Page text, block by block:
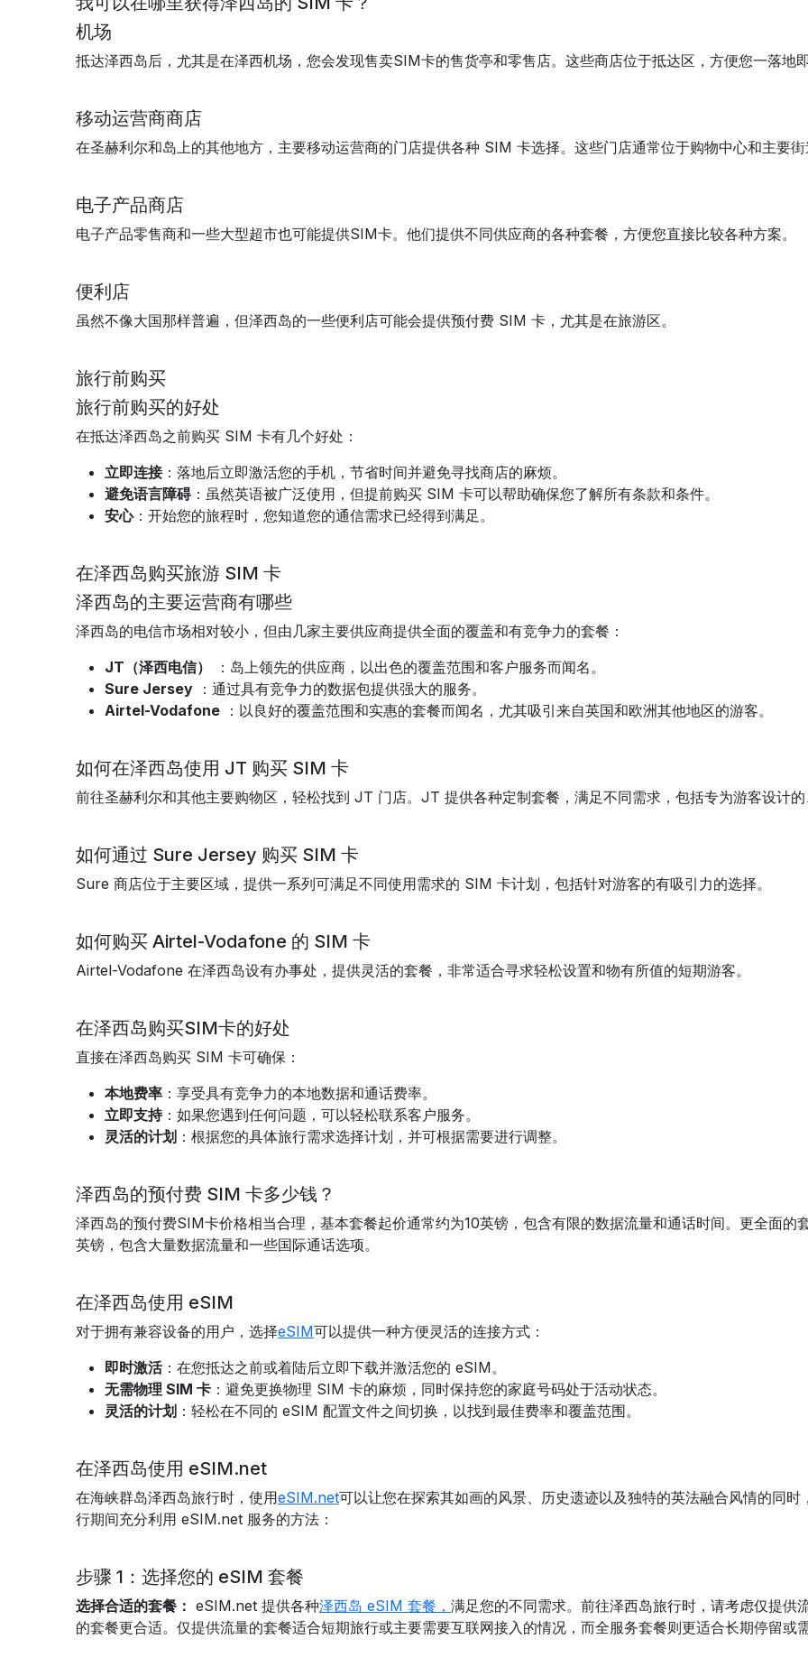
机场
抵达泽西岛后，尤其是在泽西机场，您会发现售卖SIM卡的售货亭和零售店。这些商店位于抵达区，方便您一落地
移动运营商商店
在圣赫利尔和岛上的其他地方，主要移动运营商的门店提供各种 SIM 卡选择。这些门店通常位于购物中心和主要街
电子产品商店
电子产品零售商和一些大型超市也可能提供SIM卡。他们提供不同供应商的各种套餐，方便您直接比较各种方案。
便利店
虽然不像大国那样普遍，但泽西岛的一些便利店可能会提供预付费 SIM 卡，尤其是在旅游区。
旅行前购买
旅行前购买的好处
在抵达泽西岛之前购买 SIM 卡有几个好处：
立即连接：落地后立即激活您的手机，节省时间并避免寻找商店的麻烦。
避免语言障碍：虽然英语被广泛使用，但提前购买 SIM 卡可以帮助确保您了解所有条款和条件。
安心：开始您的旅程时，您知道您的通信需求已经得到满足。
在泽西岛购买旅游 SIM 卡
泽西岛的主要运营商有哪些
泽西岛的电信市场相对较小，但由几家主要供应商提供全面的覆盖和有竞争力的套餐：
JT（泽西电信）
：岛上领先的供应商，以出色的覆盖范围和客户服务而闻名。
Sure Jersey ：通过具有竞争力的数据包提供强大的服务。
Airtel-Vodafone ：以良好的覆盖范围和实惠的套餐而闻名，尤其吸引来自英国和欧洲其他地区的游客。
如何在泽西岛使用 JT 购买 SIM 卡
前往圣赫利尔和其他主要购物区，轻松找到 JT 门店。JT 提供各种定制套餐，满足不同需求，包括专为游客设计的
如何通过 Sure Jersey 购买 SIM 卡
Sure 商店位于主要区域，提供一系列可满足不同使用需求的 SIM 卡计划，包括针对游客的有吸引力的选择。
如何购买 Airtel-Vodafone 的 SIM 卡
Airtel-Vodafone 在泽西岛设有办事处，提供灵活的套餐，非常适合寻求轻松设置和物有所值的短期游客。
在泽西岛购买SIM卡的好处
直接在泽西岛购买 SIM 卡可确保：
本地费率 ：享受具有竞争力的本地数据和通话费率。
立即支持：如果您遇到任何问题，可以轻松联系客户服务。
灵活的计划 ：根据您的具体旅行需求选择计划，并可根据需要进行调整。
泽西岛的预付费 SIM 卡多少钱？
泽西岛的预付费SIM卡价格相当合理，基本套餐起价通常约为10英镑，包含有限的数据流量和通话时间。更全面的
英镑，包含大量数据流量和一些国际通话选项。
在泽西岛使用 eSIM
对于拥有兼容设备的用户，选择eSIM可以提供一种方便灵活的连接方式：
即时激活：在您抵达之前或着陆后立即下载并激活您的 eSIM。
无需物理 SIM 卡 ：避免更换物理 SIM 卡的麻烦，同时保持您的家庭号码处于活动状态。
灵活的计划 ：轻松在不同的 eSIM 配置文件之间切换，以找到最佳费率和覆盖范围。
在泽西岛使用 eSIM.net
在海峡群岛泽西岛旅行时，使用eSIM.net可以让您在探索其如画的风景、历史遗迹以及独特的英法融合风情的同
行期间充分利用 eSIM.net 服务的方法：
步骤 1：选择您的 eSIM 套餐
选择合适的套餐： eSIM.net 提供各种泽西岛 eSIM 套餐， 满足您的不同需求。前往泽西岛旅行时，请考虑仅提
的套餐更合适。仅提供流量的套餐适合短期旅行或主要需要互联网接入的情况，而全服务套餐则更适合长期停留或